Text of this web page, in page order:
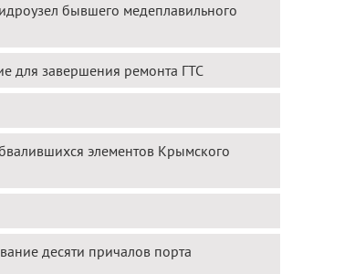
бывшего медеплавильного
для завершения ремонта ГТС
элементов Крымского
десяти причалов порта